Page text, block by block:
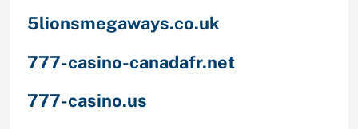
5lionsmegaways.co.uk
777-casino-canadafr.net
777-casino.us